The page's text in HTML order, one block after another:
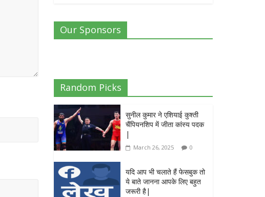
Our Sponsors
Random Picks
सुनील कुमार ने एशियाई कुश्ती
चैंपियनशिप में जीता कांस्य पदक
|
March 26, 2025 0
यदि आप भी चलाते हैं फेसबुक तो
ये बाते जानना आपके लिए बहुत
जरूरी है|